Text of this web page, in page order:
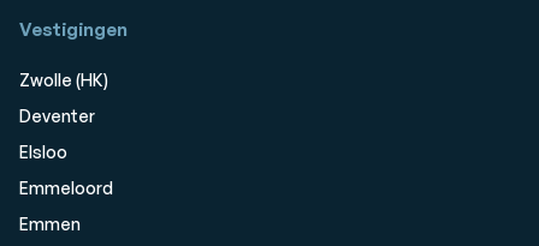
Vestigingen
Zwolle (HK)
Deventer
Elsloo
Emmeloord
Emmen